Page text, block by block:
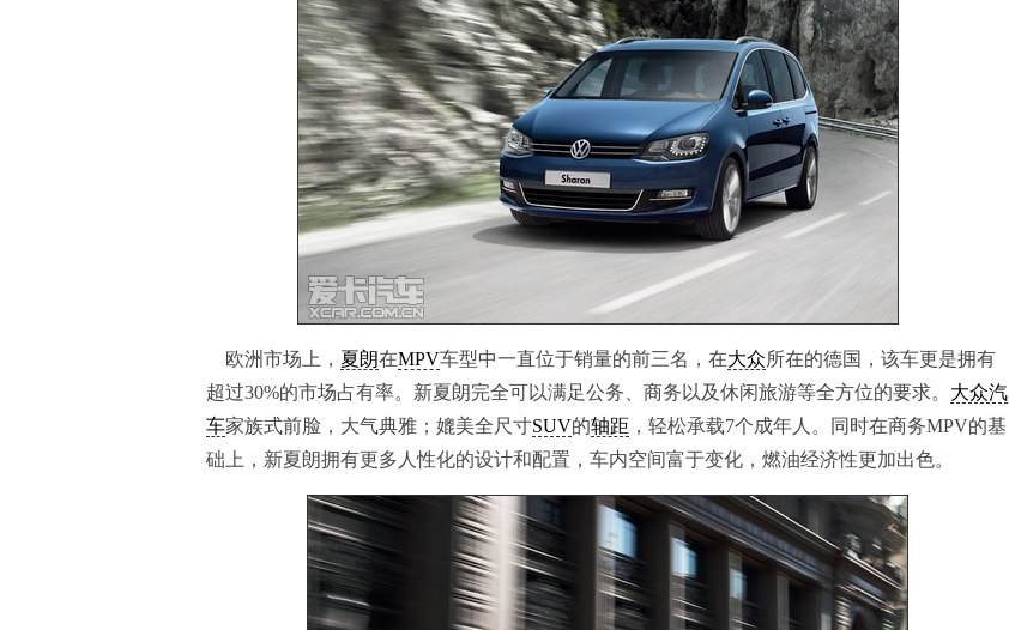
欧洲市场上， 夏朗在MPV车型中一直位于销量的前三名，在大众所在的德国，该车更是拥有
超过30%的市场占有率。新夏朗完全可以满足公务、商务以及休闲旅游等全方位的要求。 大众汽
车家族式前脸，大气典雅；媲美全尺寸SUV的轴距 ，轻松承载7个成年人。同时在商务MPV的基
础上，新夏朗拥有更多人性化的设计和配置，车内空间富于变化，燃油经济性更加出色。